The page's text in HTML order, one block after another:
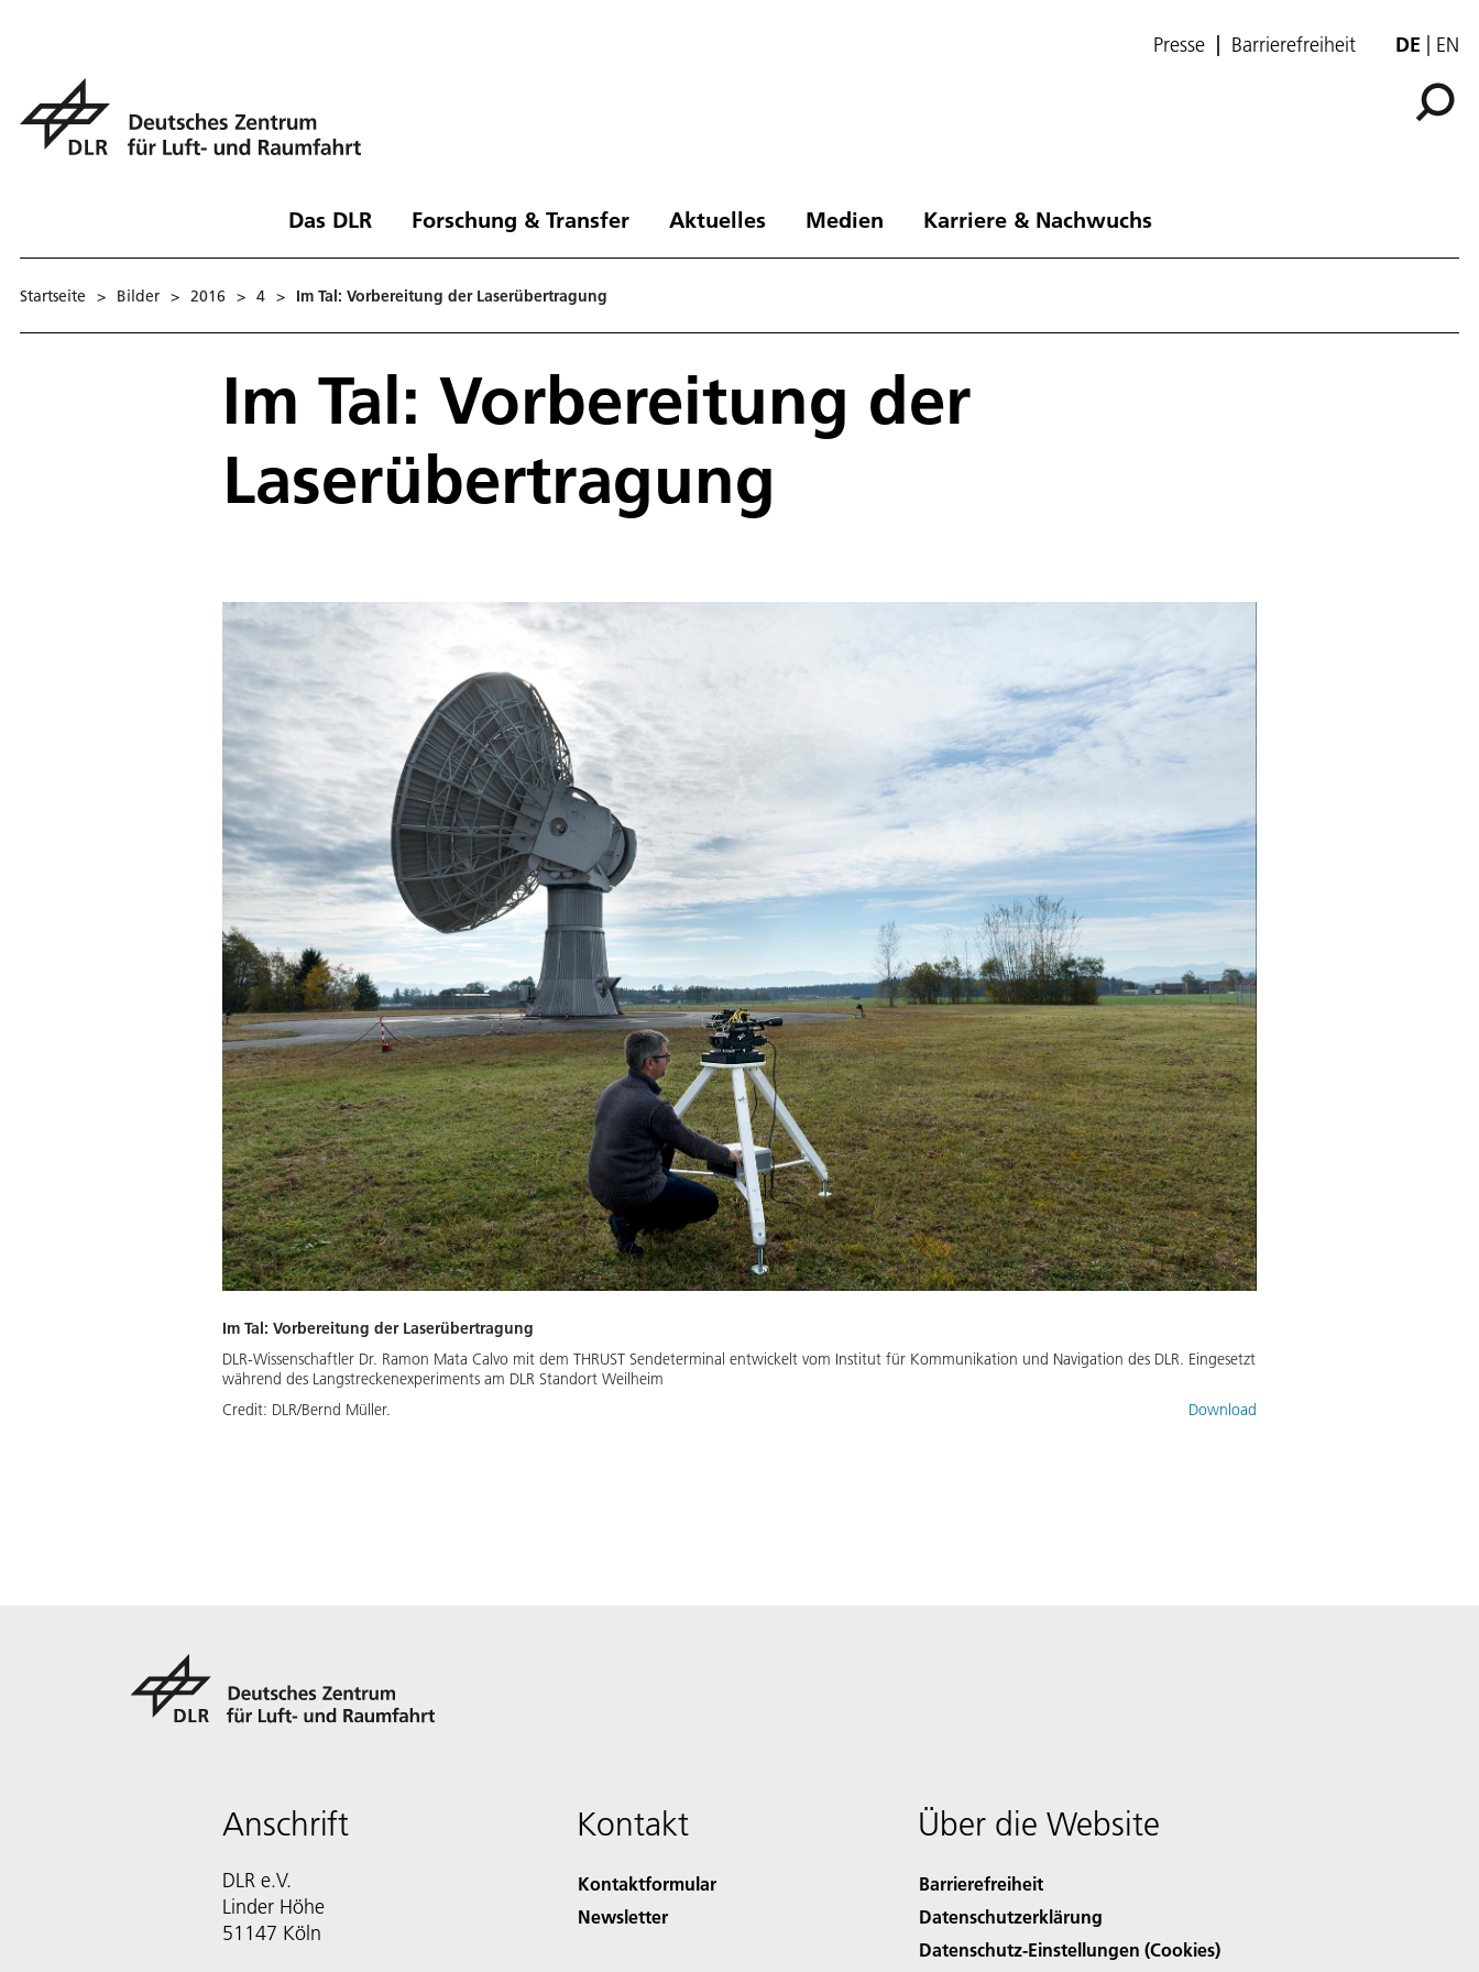
Presse Barrierefreiheit DE EN
Das DLR Forschung & Transfer Aktuelles Medien Karriere & Nachwuchs
Startseite > Bilder > 2016 > 4 > Im Tal: Vorbereitung der Laserübertragung
Im Tal: Vorbereitung der
Laserübertragung
Im Tal: Vorbereitung der Laserübertragung
DLR-Wissenschaftler Dr. Ramon Mata Calvo mit dem THRUST Sendeterminal entwickelt vom Institut für Kommunikation und Navigation des DLR. Eingesetzt
während des Langstreckenexperiments am DLR Standort Weilheim
Credit: DLR/Bernd Müller. Download
Anschrift
DLR e.V.
Linder Höhe
51147 Köln
Kontakt
Kontaktformular
Newsletter
Über die Website
Barrierefreiheit
Datenschutzerklärung
Datenschutz-Einstellungen (Cookies)